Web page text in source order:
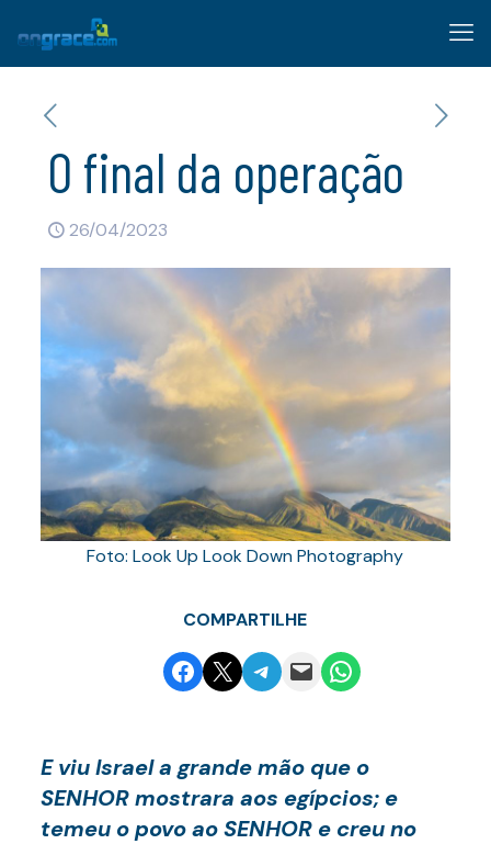
O final da operação
26/04/2023
Foto: Look Up Look Down Photography
COMPARTILHE
Share on Facebook
Email this PageShare on Telegram
Email this PageShare on WhatsApp
E viu Israel a grande mão que o
SENHOR mostrara aos egípcios; e
temeu o povo ao SENHOR e creu no